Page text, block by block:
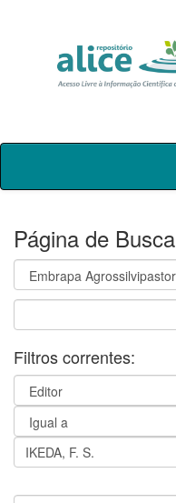
Skip
Página de Busca
Filtros correntes: